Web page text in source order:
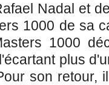
Nadal et
1000 de sa
1000
plus
son retour,